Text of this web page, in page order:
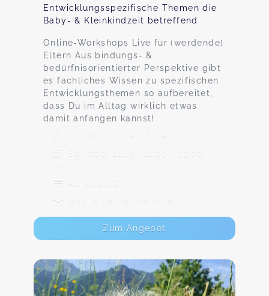
Entwicklungsspezifische Themen die
Baby- & Kleinkindzeit betreffend
Online-Workshops Live für (werdende)
Eltern Aus bindungs- &
bedürfnisorientierter Perspektive gibt
es fachliches Wissen zu spezifischen
Entwicklungsthemen so aufbereitet,
dass Du im Alltag wirklich etwas
damit anfangen kannst!
Online, Online Online
Sonntag, 11.10., 11:00 - 13:00
Ab 30,00 €
Max. 6 TeilnehmerInnen
Zum Angebot